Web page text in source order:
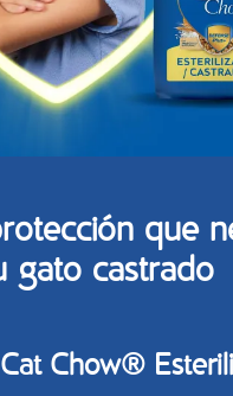
que
gato castrado
Chow®